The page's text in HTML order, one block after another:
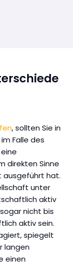
, sollten Sie in
Falle des
direkten Sinne
ausgeführt hat.
unter
aktiv
nicht bis
aktiv sein.
spiegelt
langen
einen